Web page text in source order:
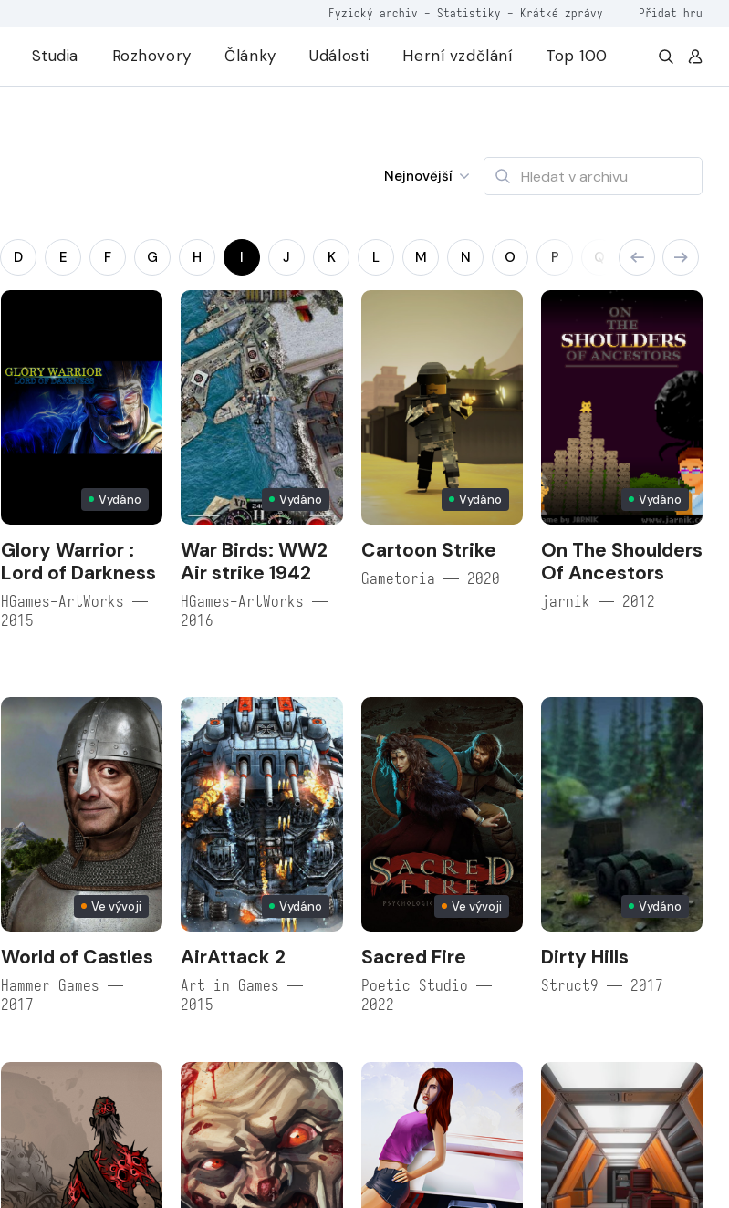
Fyzický archiv - Statistiky - Krátké zprávy Přidat hru
Studia Rozhovory Články Události Herní vzdělání Top 100
Nejnovější
D E F G H I J K L M N O P Q R S
Vydáno
Glory Warrior :
Lord of Darkness
HGames-ArtWorks —
2015
Vydáno
War Birds: WW2
Air strike 1942
HGames-ArtWorks —
2016
Vydáno
Cartoon Strike
Gametoria — 2020
Vydáno
On The Shoulders
Of Ancestors
jarnik — 2012
Ve vývoji
World of Castles
Hammer Games —
2017
Vydáno
AirAttack 2
Art in Games —
2015
Ve vývoji
Sacred Fire
Poetic Studio —
2022
Vydáno
Dirty Hills
Struct9 — 2017